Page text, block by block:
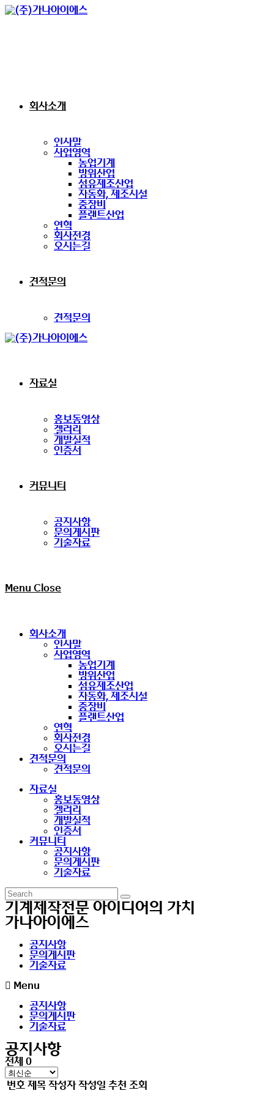
Skip
회사소개
인사말
사업영역
농업기계
방위산업
섬유제조산업
자동화, 제조시설
중장비
플랜트산업
연혁
회사전경
오시는길
견적문의
견적문의
자료실
홍보동영상
겔러리
개발실적
인증서
커뮤니티
공지사항
문의게시판
기술자료
Menu Close
회사소개
인사말
사업영역
농업기계
방위산업
섬유제조산업
자동화, 제조시설
중장비
플랜트산업
연혁
회사전경
오시는길
견적문의
견적문의
자료실
홍보동영상
겔러리
개발실적
인증서
커뮤니티
공지사항
문의게시판
기술자료
기계제작전문 아이디어의 가치
가나아이에스
공지사항
문의게시판
기술자료
Menu
공지사항
문의게시판
기술자료
공지사항
전체 0
번호 제목 작성자 작성일 추천 조회